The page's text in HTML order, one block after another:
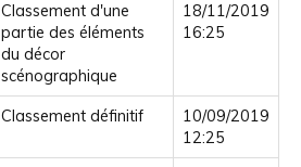
Classement d'une
partie des éléments
du décor
scénographique
18/11/2019
16:25
Classement définitif
10/09/2019
12:25